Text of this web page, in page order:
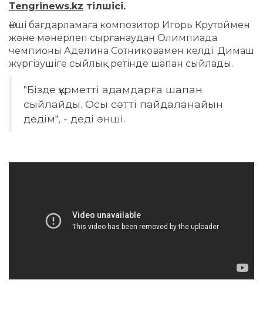
Tengrinews.kz тілшісі.
Әнші бағдарламаға композитор Игорь Крутоймен
және мәнерлеп сырғанаудан Олимпиада
чемпионы Аделина Сотниковамен келді. Димаш
жүргізушіге сыйлық ретінде шапан сыйлады.
"Бізде құрметті адамдарға шапан
сыйлайды. Осы сәтті пайдаланайын
дедім", - деді әнші.